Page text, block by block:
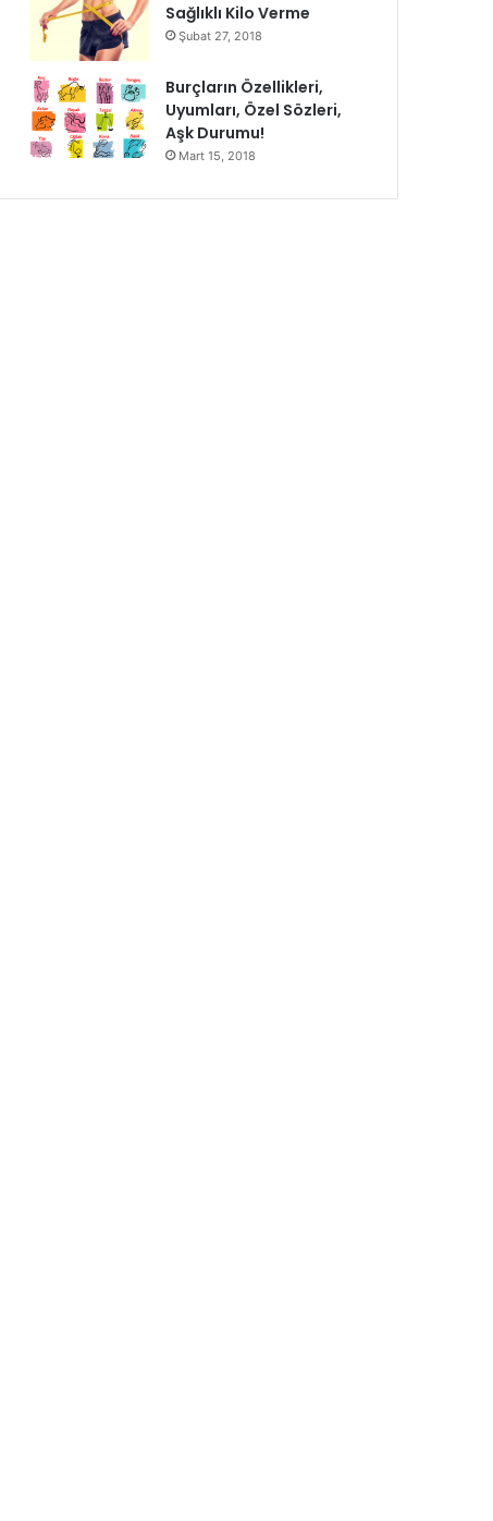
Sağlıklı Kilo Verme
Şubat 27, 2018
Burçların Özellikleri,
Uyumları, Özel Sözleri,
Aşk Durumu!
Mart 15, 2018